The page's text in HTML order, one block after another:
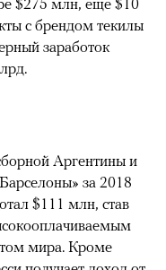
$275 млн, еще $10
с брендом текилы
заработок
Аргентины и
за 2018
$111 млн, став
мира. Кроме